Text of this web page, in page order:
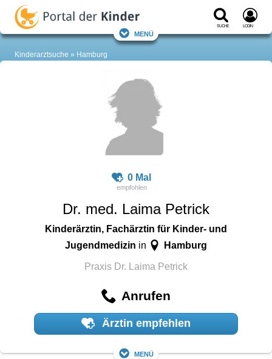
Suche Login
Menü
Kinderarztsuche Hamburg
0 Mal
Dr. med. Laima Petrick
Kinderärztin, Fachärztin für Kinder- und
Jugendmedizin in Hamburg
Praxis Dr. Laima Petrick
Anrufen
Ärztin empfehlen
Menü